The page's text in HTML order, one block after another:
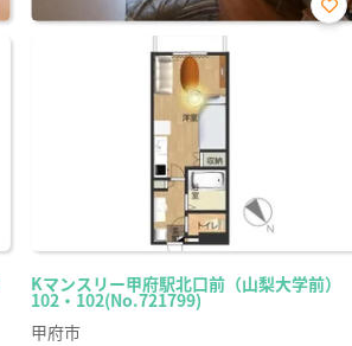
Kマンスリー甲府駅北口前（山梨大学前）
102・102(No.721799)
お気
甲府市